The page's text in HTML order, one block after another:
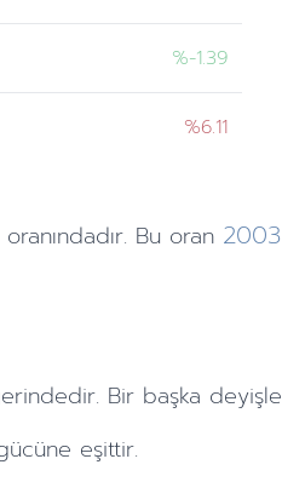
%-1.39
%6.11
oranındadır. Bu oran 2003
Bir başka deyişle
eşittir.